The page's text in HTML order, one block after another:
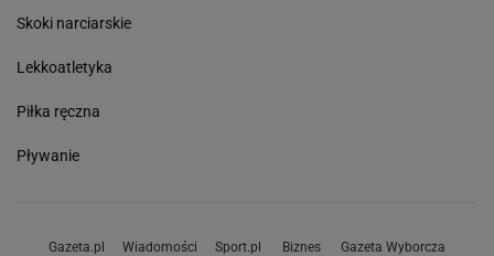
Skoki narciarskie
Lekkoatletyka
Piłka ręczna
Pływanie
Gazeta.pl Wiadomości Sport.pl Biznes Gazeta Wyborcza